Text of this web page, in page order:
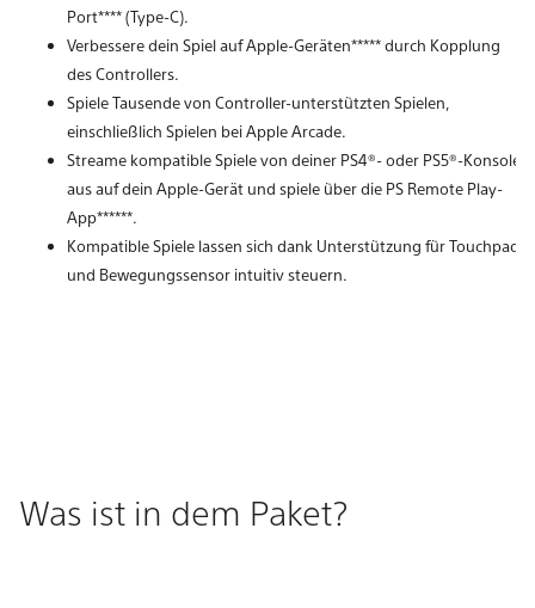
Port**** (Type-C).
Verbessere dein Spiel auf Apple-Geräten***** durch Kopplung
des Controllers.
Spiele Tausende von Controller-unterstützten Spielen,
einschließlich Spielen bei Apple Arcade.
Streame kompatible Spiele von deiner PS4®- oder PS5®-Konsole
aus auf dein Apple-Gerät und spiele über die PS Remote Play-
App******.
Kompatible Spiele lassen sich dank Unterstützung für Touchpad
und Bewegungssensor intuitiv steuern.
Was ist in dem Paket?